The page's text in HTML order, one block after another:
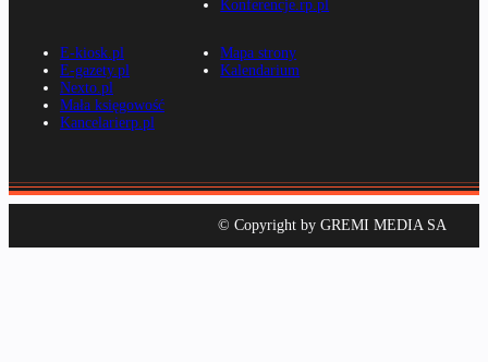
Konferencje.rp.pl
E-kiosk.pl
E-gazety.pl
Nexto.pl
Mała księgowość
Kancelarierp.pl
Mapa strony
Kalendarium
© Copyright by GREMI MEDIA SA